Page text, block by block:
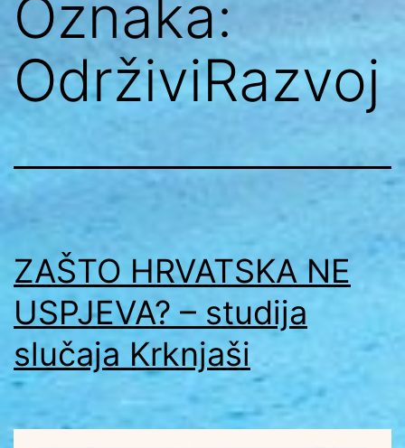
Oznaka:
OdrživiRazvoj
ZAŠTO HRVATSKA NE
USPJEVA? – studija
slučaja Krknjaši